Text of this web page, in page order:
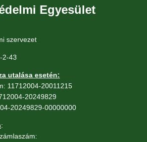
Egyesület
szervezet
2-43
utalása esetén:
11712004-20011215
20249829
20249829-00000000
: